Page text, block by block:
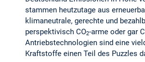
stammen heutzutage aus
klimaneutrale, gerechte und
perspektivisch CO2-arme oder gar
Antriebstechnologien sind eine
Kraftstoffe einen Teil des Puzzles